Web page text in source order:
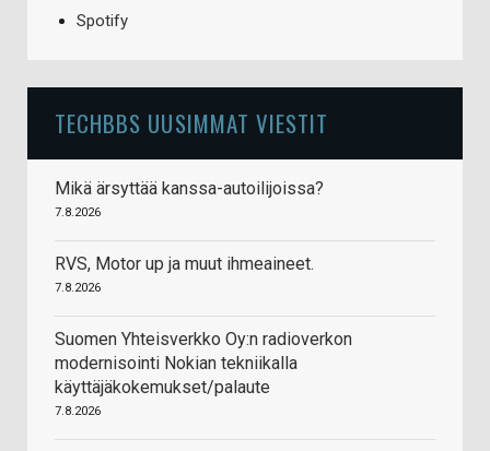
Spotify
TECHBBS UUSIMMAT VIESTIT
Mikä ärsyttää kanssa-autoilijoissa?
7.8.2026
RVS, Motor up ja muut ihmeaineet.
7.8.2026
Suomen Yhteisverkko Oy:n radioverkon
modernisointi Nokian tekniikalla
käyttäjäkokemukset/palaute
7.8.2026